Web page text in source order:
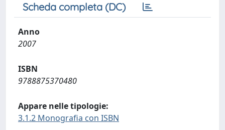
Scheda completa (DC)
Anno
2007
ISBN
9788875370480
Appare nelle tipologie:
3.1.2 Monografia con ISBN